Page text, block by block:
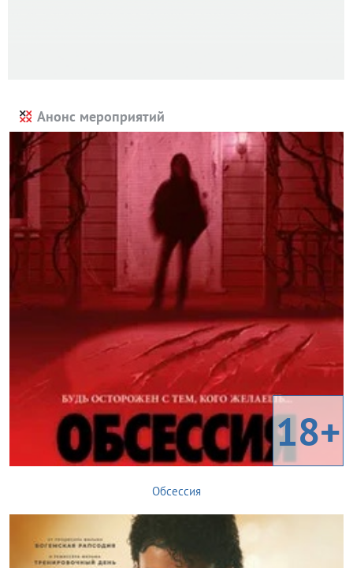
Анонс мероприятий
18+
Обсессия